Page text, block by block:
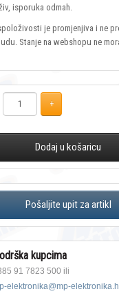
isporuka odmah.
je promjenjiva i ne
Stanje na webshopu ne
Dodaj u košaricu
kupcima
91 7823 500 ili
elektronika@mp-